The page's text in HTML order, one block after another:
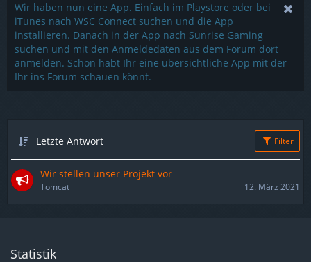
Wir haben nun eine App. Einfach im Playstore oder bei
iTunes nach WSC Connect suchen und die App
installieren. Danach in der App nach Sunrise Gaming
suchen und mit den Anmeldedaten aus dem Forum dort
anmelden. Schon habt Ihr eine übersichtliche App mit der
Ihr ins Forum schauen könnt.
Letzte Antwort Filter
Wir stellen unser Projekt vor
Tomcat 12. März 2021
Statistik